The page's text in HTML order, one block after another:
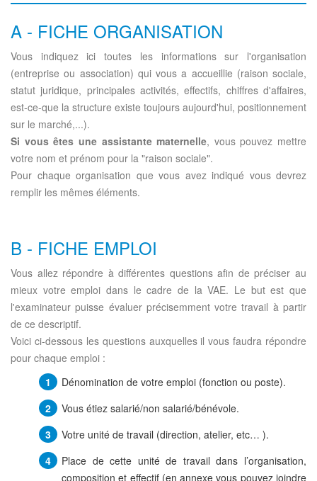
A - FICHE ORGANISATION
Vous indiquez ici toutes les informations sur l'organisation
(entreprise ou association) qui vous a accueillie (raison sociale,
statut juridique, principales activités, effectifs, chiffres d'affaires,
est-ce-que la structure existe toujours aujourd'hui, positionnement
sur le marché,...).
Si vous êtes une assistante maternelle, vous pouvez mettre
votre nom et prénom pour la "raison sociale".
Pour chaque organisation que vous avez indiqué vous devrez
remplir les mêmes éléments.
B - FICHE EMPLOI
Vous allez répondre à différentes questions afin de préciser au
mieux votre emploi dans le cadre de la VAE. Le but est que
l'examinateur puisse évaluer précisemment votre travail à partir
de ce descriptif.
Voici ci-dessous les questions auxquelles il vous faudra répondre
pour chaque emploi :
Dénomination de votre emploi (fonction ou poste).
Vous étiez salarié/non salarié/bénévole.
Votre unité de travail (direction, atelier, etc… ).
Place de cette unité de travail dans l’organisation,
composition et effectif (en annexe vous pouvez joindre